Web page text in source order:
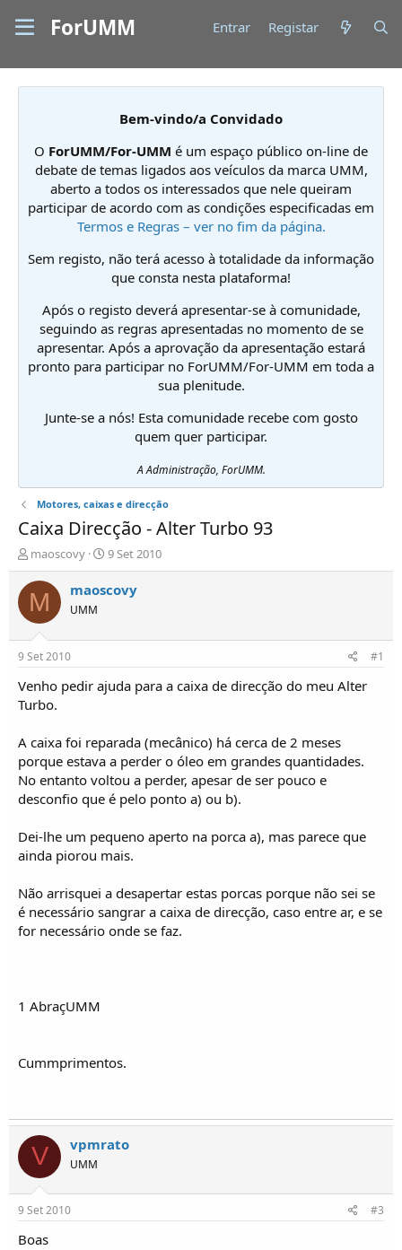
ForUMM Entrar Registar
Bem-vindo/a Convidado
O ForUMM/For-UMM é um espaço público on-line de
debate de temas ligados aos veículos da marca UMM,
aberto a todos os interessados que nele queiram
participar de acordo com as condições especificadas em
Termos e Regras – ver no fim da página.
Sem registo, não terá acesso à totalidade da informação
que consta nesta plataforma!
Após o registo deverá apresentar-se à comunidade,
seguindo as regras apresentadas no momento de se
apresentar. Após a aprovação da apresentação estará
pronto para participar no ForUMM/For-UMM em toda a
sua plenitude.
Junte-se a nós! Esta comunidade recebe com gosto
quem quer participar.
A Administração, ForUMM.
Motores, caixas e direcção
Caixa Direcção - Alter Turbo 93
I
n
i
c
i
d
o
r
e
ó
p
i
c
maoscovy
D
a
t
í
9 Set 2010
M maoscovy
UMM
9 Set 2010 #1
Venho pedir ajuda para a caixa de direcção do meu Alter
Turbo.
A caixa foi reparada (mecânico) há cerca de 2 meses
porque estava a perder o óleo em grandes quantidades.
No entanto voltou a perder, apesar de ser pouco e
desconfio que é pelo ponto a) ou b).
Dei-lhe um pequeno aperto na porca a), mas parece que
ainda piorou mais.
Não arrisquei a desapertar estas porcas porque não sei se
é necessário sangrar a caixa de direcção, caso entre ar, e se
for necessário onde se faz.
1 AbraçUMM
Cummprimentos.
V vpmrato
UMM
9 Set 2010 #3
Boas